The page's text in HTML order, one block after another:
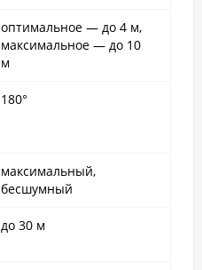
оптимальное — до 4 м,
максимальное — до 10
м
180°
максимальный,
бесшумный
до 30 м